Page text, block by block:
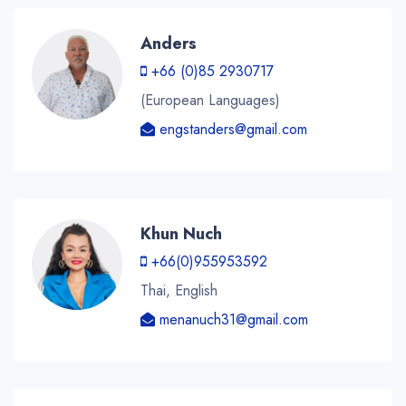
Anders
+66 (0)85 2930717
(European Languages)
engstanders@gmail.com
Khun Nuch
+66(0)955953592
Thai, English
menanuch31@gmail.com